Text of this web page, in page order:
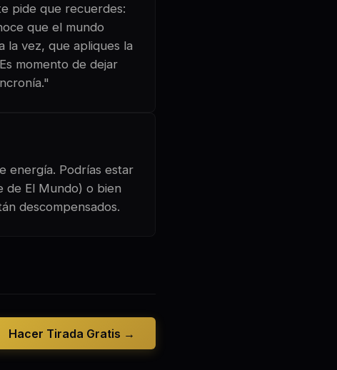
pide que recuerdes:
que el mundo
la vez, que apliques la
momento de dejar
energía. Podrías estar
de El Mundo) o bien
descompensados.
Hacer Tirada Gratis →